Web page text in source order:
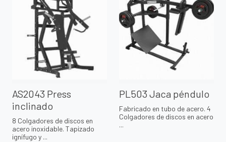
AS2043 Press
inclinado
8 Colgadores de discos en
acero inoxidable. Tapizado
ignífugo y ...
PL503 Jaca péndulo
Fabricado en tubo de acero. 4
Colgadores de discos en acero
...